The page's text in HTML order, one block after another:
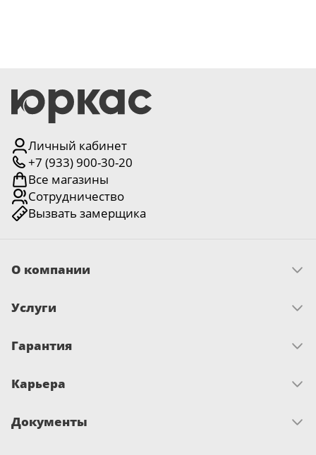
Личный кабинет
+7 (933) 900-30-20
Все магазины
Сотрудничество
Вызвать замерщика
О компании
Миссия и ценности
Новости
Услуги
Замер
Гарантия
Сертификаты
Карьера
Развитие и обучение
Документы